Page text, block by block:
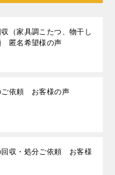
（家具調こたつ、物干し
匿名希望様の声
ご依頼 お客様の声
回収・処分ご依頼 お客様